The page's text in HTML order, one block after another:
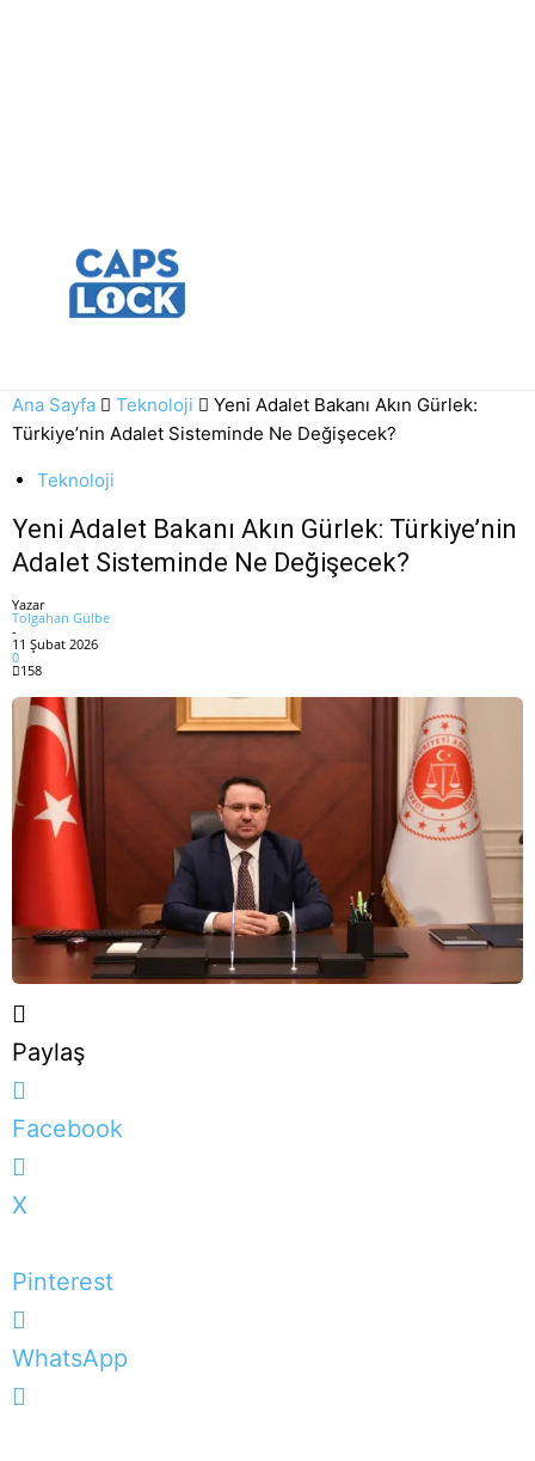
Ana Sayfa Teknoloji
Yeni Adalet Bakanı Akın Gürlek:
Türkiye’nin Adalet Sisteminde Ne Değişecek?
Teknoloji
Yeni Adalet Bakanı Akın Gürlek: Türkiye’nin
Adalet Sisteminde Ne Değişecek?
Yazar
Tolgahan Gülbe
-
11 Şubat 2026
0
158
Paylaş
Facebook
X
Pinterest
WhatsApp